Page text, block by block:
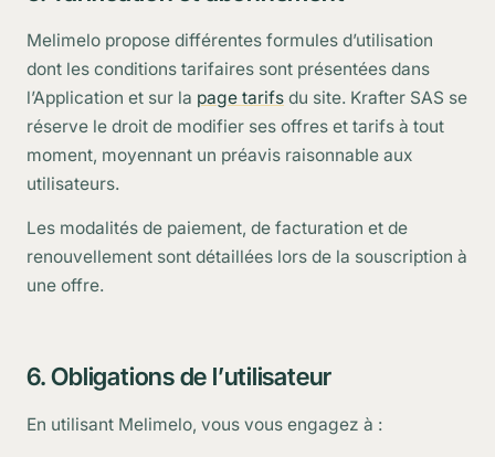
Melimelo propose différentes formules d’utilisation
dont les conditions tarifaires sont présentées dans
l’Application et sur la page tarifs du site. Krafter SAS se
réserve le droit de modifier ses offres et tarifs à tout
moment, moyennant un préavis raisonnable aux
utilisateurs.
Les modalités de paiement, de facturation et de
renouvellement sont détaillées lors de la souscription à
une offre.
6. Obligations de l’utilisateur
En utilisant Melimelo, vous vous engagez à :